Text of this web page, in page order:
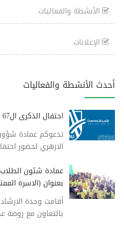
الأنشطة والفعاليات
الإعلانات
أحدث الأنشطة والفعاليات
احتفال الذكرى ال67 لعيد الاستقلال
تدعوكم عمادة
الازهري لحضور
عمادة شئون
بعنوان (الاسرة
أقامت وحدة
بالتعاون مع روضة